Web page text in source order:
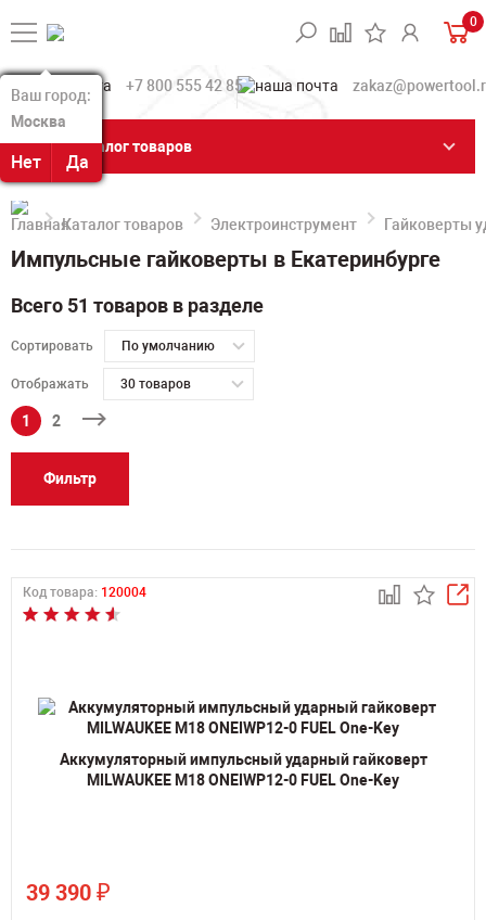
Ваш город:
Москва
Нет Да
Ваш город:
Москва
Нет Да
0
+7 800 555 42 85
Каталог товаров
Каталог товаров Электроинструмент Гайковерты
Импульсные гайковерты в Екатеринбурге
Всего 51 товаров в разделе
Сортировать По умолчанию
Отображать 30 товаров
1 2
Фильтр
Код товара: 120004
Аккумуляторный импульсный ударный гайковерт
MILWAUKEE M18 ONEIWP12-0 FUEL One-Key
39 390 ₽